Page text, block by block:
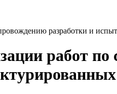
разработки и
работ